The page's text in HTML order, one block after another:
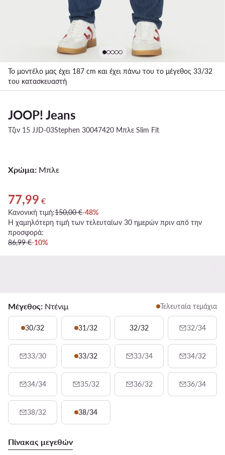
Το μοντέλο μας έχει 187 cm και έχει πάνω του το μέγεθος 33/32
του κατασκευαστή
JOOP! Jeans
Τζιν 15 JJD-03Stephen 30047420 Μπλε Slim Fit
Χρώμα: Μπλε
Τρέχουσα τιμή 77,99 €
77,99 €
Κανονική τιμή:150,00 €-48%
Η χαμηλότερη τιμή των τελευταίων 30 ημερών πριν από την
προσφορά:
86,99 €-10%
Μέγεθος: Ντένιμ Τελευταία τεμάχια
30/32 31/32 32/32 32/34
33/30 33/32 33/34 34/32
34/34 35/32 36/32 36/34
38/32 38/34
Πίνακας μεγεθών